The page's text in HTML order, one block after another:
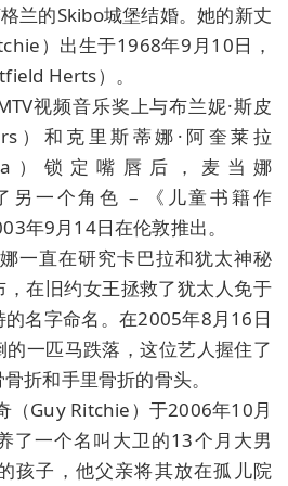
兰的Skibo城堡结婚。她的新丈
）出生于1968年9月10日，
Herts）。
视频音乐奖上与布兰妮·斯皮
）和克里斯蒂娜·阿奎莱拉
）锁定嘴唇后，麦当娜
另一个角色 – 《儿童书籍作
年9月14日在伦敦推出。
一直在研究卡巴拉和犹太神秘
在旧约女王拯救了犹太人免于
名字命名。在2005年8月16日
一匹马跌落，这位艺人握住了
折和手里骨折的骨头。
（Guy Ritchie）于2006年10月
了一个名叫大卫的13个月大男
孩子，他父亲将其放在孤儿院